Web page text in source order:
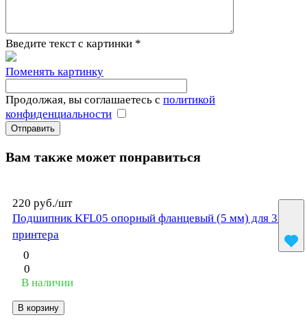
Введите текст с картинки *
Поменять картинку
Продолжая, вы соглашаетесь с политикой
конфиденциальности
Вам также может понравиться
220 руб./шт
Подшипник KFL05 опорный фланцевый (5 мм) для 3D
принтера
0
0
В наличии
В корзину